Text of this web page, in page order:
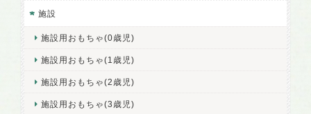
施設
施設用おもちゃ(0歳児)
施設用おもちゃ(1歳児)
施設用おもちゃ(2歳児)
施設用おもちゃ(3歳児)